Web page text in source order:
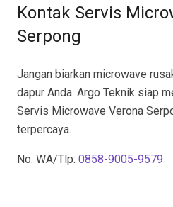
Kontak Servis
Serpong
Jangan biarkan microwave
dapur Anda. Argo Teknik siap
Servis Microwave Verona
terpercaya.
No. WA/Tlp: 0858-9005-9579